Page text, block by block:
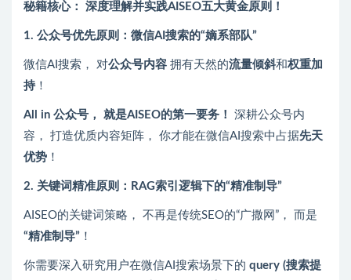
秘籍核心： 深度理解并实践AISEO五大黄金原则！
1. 公众号优先原则：微信AI搜索的“嫡系部队”
微信AI搜索， 对公众号内容 拥有天然的流量倾斜和权重加
持！
All in 公众号， 就是AISEO的第一要务！
深耕公众号内
容， 打造优质内容矩阵， 你才能在微信AI搜索中占据先天
优势 ！
2. 关键词精准原则：RAG索引逻辑下的“精准制导”
AISEO的关键词策略， 不再是传统SEO的“广撒网”， 而是
“精准制导” ！
你需要深入研究用户在微信AI搜索场景下的 query (搜索提